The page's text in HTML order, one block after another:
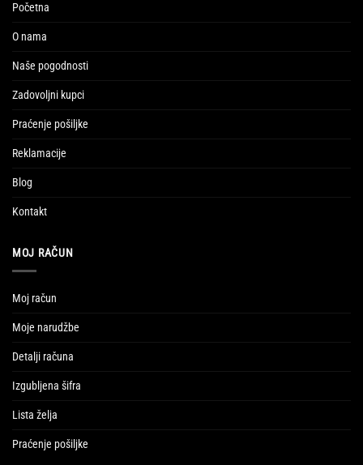
Početna
O nama
Naše pogodnosti
Zadovoljni kupci
Praćenje pošiljke
Reklamacije
Blog
Kontakt
MOJ RAČUN
Moj račun
Moje narudžbe
Detalji računa
Izgubljena šifra
Lista želja
Praćenje pošiljke